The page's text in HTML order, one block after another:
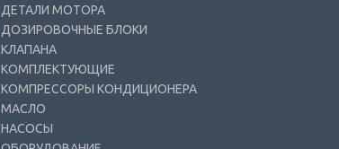
ДЕТАЛИ МОТОРА
ДОЗИРОВОЧНЫЕ БЛОКИ
КЛАПАНА
КОМПЛЕКТУЮЩИЕ
КОМПРЕССОРЫ КОНДИЦИОНЕРА
МАСЛО
НАСОСЫ